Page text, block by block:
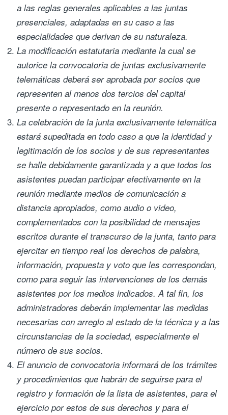
a las reglas generales aplicables a las juntas
presenciales, adaptadas en su caso a las
especialidades que derivan de su naturaleza.
La modificación estatutaria mediante la cual se
autorice la convocatoria de juntas exclusivamente
telemáticas deberá ser aprobada por socios que
representen al menos dos tercios del capital
presente o representado en la reunión.
La celebración de la junta exclusivamente telemática
estará supeditada en todo caso a que la identidad y
legitimación de los socios y de sus representantes
se halle debidamente garantizada y a que todos los
asistentes puedan participar efectivamente en la
reunión mediante medios de comunicación a
distancia apropiados, como audio o video,
complementados con la posibilidad de mensajes
escritos durante el transcurso de la junta, tanto para
ejercitar en tiempo real los derechos de palabra,
información, propuesta y voto que les correspondan,
como para seguir las intervenciones de los demás
asistentes por los medios indicados. A tal fin, los
administradores deberán implementar las medidas
necesarias con arreglo al estado de la técnica y a las
circunstancias de la sociedad, especialmente el
número de sus socios.
El anuncio de convocatoria informará de los trámites
y procedimientos que habrán de seguirse para el
registro y formación de la lista de asistentes, para el
ejercicio por estos de sus derechos y para el